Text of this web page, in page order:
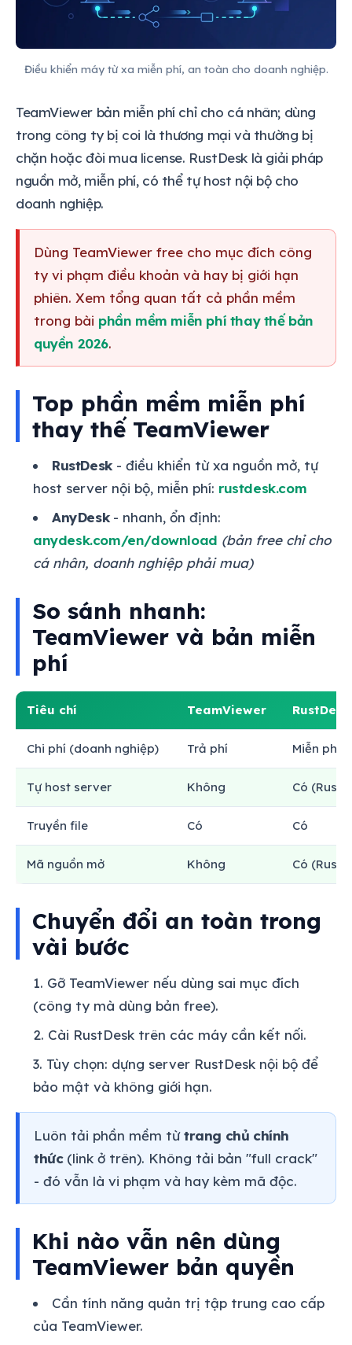
Điều khiển máy từ xa miễn phí, an toàn cho doanh nghiệp.
TeamViewer bản miễn phí chỉ cho cá nhân; dùng
trong công ty bị coi là thương mại và thường bị
chặn hoặc đòi mua license. RustDesk là giải pháp
nguồn mở, miễn phí, có thể tự host nội bộ cho
doanh nghiệp.
Dùng TeamViewer free cho mục đích công
ty vi phạm điều khoản và hay bị giới hạn
phiên. Xem tổng quan tất cả phần mềm
trong bài phần mềm miễn phí thay thế bản
quyền 2026.
Top phần mềm miễn phí
thay thế TeamViewer
RustDesk- điều khiển từ xa nguồn mở, tự
host server nội bộ, miễn phí: rustdesk.com
AnyDesk- nhanh, ổn định:
anydesk.com/en/download (bản free chỉ cho
cá nhân, doanh nghiệp phải mua)
So sánh nhanh:
TeamViewer và bản miễn
phí
Tiêu chí TeamViewer
Chi phí (doanh nghiệp) Trả phí Miễn phí
Tự host server Không Có
Truyền file Có Có
Mã nguồn mở Không Có
Chuyển đổi an toàn trong
vài bước
Gỡ TeamViewer nếu dùng sai mục đích
(công ty mà dùng bản free).
Cài RustDesk trên các máy cần kết nối.
Tùy chọn: dựng server RustDesk nội bộ để
bảo mật và không giới hạn.
Luôn tải phần mềm từtrang chủ chính
thức(link ở trên). Không tải bản "full crack"
- đó vẫn là vi phạm và hay kèm mã độc.
Khi nào vẫn nên dùng
TeamViewer bản quyền
Cần tính năng quản trị tập trung cao cấp
của TeamViewer.